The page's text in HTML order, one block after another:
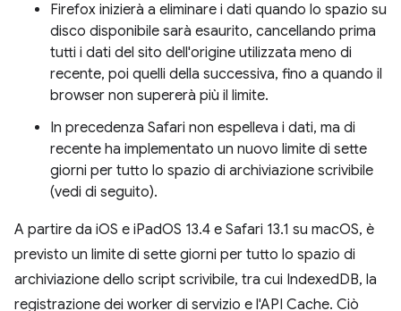
Firefox inizierà a eliminare i dati quando lo spazio su
disco disponibile sarà esaurito, cancellando prima
tutti i dati del sito dell'origine utilizzata meno di
recente, poi quelli della successiva, fino a quando il
browser non supererà più il limite.
In precedenza Safari non espelleva i dati, ma di
recente ha implementato un nuovo limite di sette
giorni per tutto lo spazio di archiviazione scrivibile
(vedi di seguito).
A partire da iOS e iPadOS 13.4 e Safari 13.1 su macOS, è
previsto un limite di sette giorni per tutto lo spazio di
archiviazione dello script scrivibile, tra cui IndexedDB, la
registrazione dei worker di servizio e l'API Cache. Ciò